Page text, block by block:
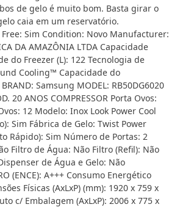
de gelo é muito bom. Basta girar o
caia em um reservatório.
Free: Sim Condition: Novo Manufacturer:
DA AMAZÔNIA LTDA Capacidade
do Freezer (L): 122 Tecnologia de
Cooling™ Capacidade do
Samsung MODEL: RB50DG6020
20 ANOS COMPRESSOR Porta Ovos:
12 Modelo: Inox Look Power Cool
Sim Fábrica de Gelo: Twist Power
Rápido): Sim Número de Portas: 2
Filtro de Água: Não Filtro (Refil): Não
de Água e Gelo: Não
(ENCE): A+++ Consumo Energético
Físicas (AxLxP) (mm): 1920 x 759 x
c/ Embalagem (AxLxP): 2006 x 775 x